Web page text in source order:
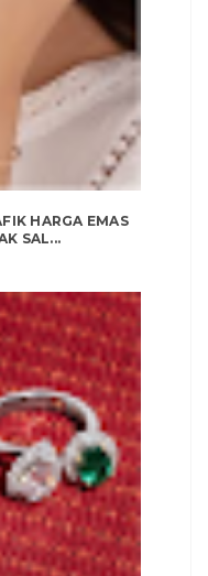
HARGA EMAS
SAL...